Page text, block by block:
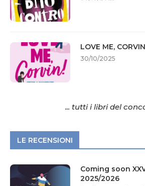
LOVE ME, CORVIN
30/10/2025
... tutti i libri del
LE RECENSIONI
Coming soon
2025/2026